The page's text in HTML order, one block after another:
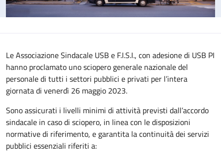
Le Associazione Sindacale USB e F.I.S.I., con adesione di USB PI
hanno proclamato uno sciopero generale nazionale del
personale di tutti i settori pubblici e privati per l’intera
giornata di venerdì 26 maggio 2023.
Sono assicurati i livelli minimi di attività previsti dall’accordo
sindacale in caso di sciopero, in linea con le disposizioni
normative di riferimento, e garantita la continuità dei servizi
pubblici essenziali riferiti a: